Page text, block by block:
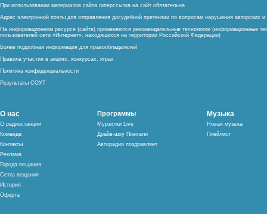
При использовании материалов сайта гиперссылка на сайт обязательна
Адрес электронной почты для отправления досудебной претензии по вопросам нарушения авторских
На информационном ресурсе (сайте) применяются рекомендательные технологии (информационные
пользователей сети «Интернет», находящихся на территории Российской Федерации)
Более подробная информация для правообладателей
Правила участия в акциях, конкурсах, играх
Политика конфиденциальности
Результаты СОУТ
О нас
О радиостанции
Команда
Контакты
Реклама
Города вещания
Сетка вещания
История
Оферта
Программы
Мурзилки Live
Драйв-шоу Поехали
Авторадио поздравляет
Музыка
Новая музыка
Плейлист